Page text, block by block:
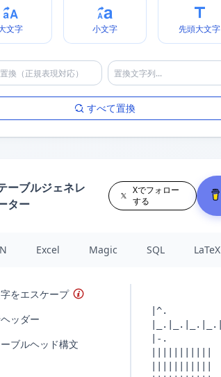
文字 小文字 先頭大文字
すべて置換
ーブルジェネレ
ター
Xでフォロー
する
Excel Magic SQL LaTeX
をエスケープ
ッダー
ブルヘッド構文